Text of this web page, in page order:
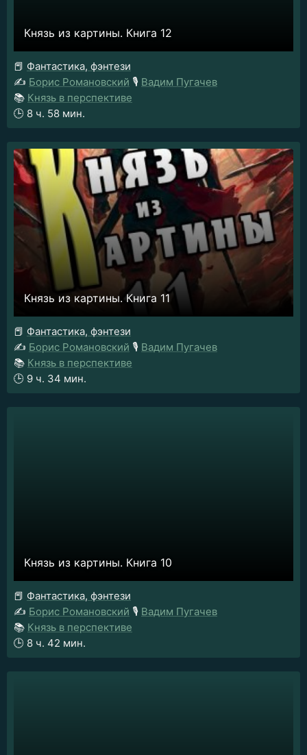
Князь из картины. Книга 12
📕 Фантастика, фэнтези
✍️ Борис Романовский 🎙️ Вадим Пугачев
📚 Князь в перспективе
🕒 8 ч. 58 мин.
Князь из картины. Книга 11
📕 Фантастика, фэнтези
✍️ Борис Романовский 🎙️ Вадим Пугачев
📚 Князь в перспективе
🕒 9 ч. 34 мин.
Князь из картины. Книга 10
📕 Фантастика, фэнтези
✍️ Борис Романовский 🎙️ Вадим Пугачев
📚 Князь в перспективе
🕒 8 ч. 42 мин.